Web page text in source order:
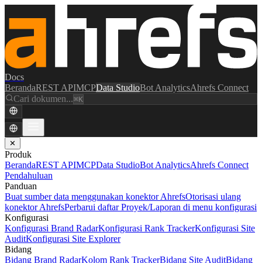
Docs
BerandaREST APIMCPData StudioBot AnalyticsAhrefs Connect
Cari dokumen...⌘K
✕
Produk
BerandaREST APIMCPData StudioBot AnalyticsAhrefs Connect
Pendahuluan
Panduan
Buat sumber data menggunakan konektor AhrefsOtorisasi ulang
konektor AhrefsPerbarui daftar Proyek/Laporan di menu konfigurasi
Konfigurasi
Konfigurasi Brand RadarKonfigurasi Rank TrackerKonfigurasi Site
AuditKonfigurasi Site Explorer
Bidang
Bidang Brand RadarKolom Rank TrackerBidang Site AuditBidang